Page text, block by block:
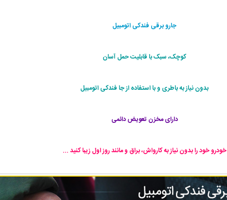
جارو برقی فندکی اتومبیل
کوچک، سبک با قابلیت حمل آسان
بدون نیاز به باطری و با استفاده از جا فندکی اتومبیل
دارای مخزن تعویض دائمی
خودرو خود را بدون نیاز به کارواش، براق و مانند روز اول زیبا کنید ...